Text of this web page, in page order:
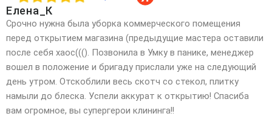
Елена_К
Срочно нужна была уборка коммерческого помещения
перед открытием магазина (предыдущие мастера оставили
после себя хаос(((). Позвонила в Умку в панике, менеджер
вошел в положение и бригаду прислали уже на следующий
день утром. Отскоблили весь скотч со стекол, плитку
намыли до блеска. Успели аккурат к открытию! Спасиба
вам огромное, вы супергерои клининга!!